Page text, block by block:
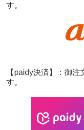
す。
【paidy決済】：御
す。